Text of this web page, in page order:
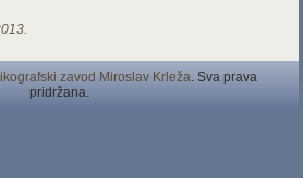
zavod Miroslav Krleža. Sva prava
pridržana.